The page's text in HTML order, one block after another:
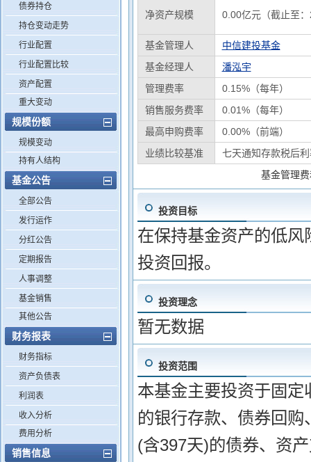
债券持仓
持仓变动走势
行业配置
行业配置比较
资产配置
重大变动
规模份额
规模变动
持有人结构
基金公告
全部公告
发行运作
分红公告
定期报告
人事调整
基金销售
其他公告
财务报表
财务指标
资产负债表
利润表
收入分析
费用分析
销售信息
净资产规模 0.00亿元（截止至
基金管理人
中信建投基金
基金经理人
潘泓宇
管理费率
0.15%（每年）
销售服务费率
0.01%（每年）
最高申购费率
0.00%（前端）
业绩比较基准
七天通知存款税后
基金管理
投资目标
在保持基金资产的低
投资回报。
投资理念
暂无数据
投资范围
本基金主要投资于固
的银行存款、债券回
(含397天)的债券、资